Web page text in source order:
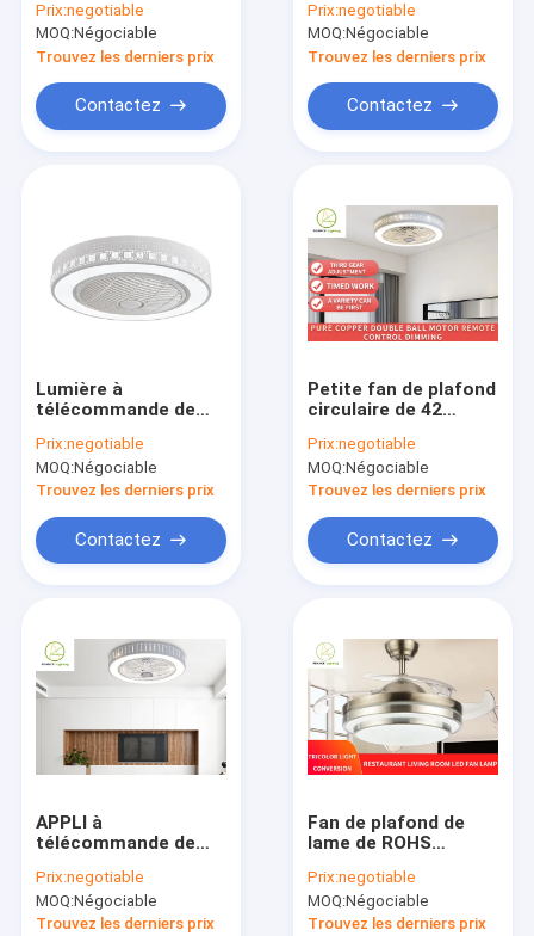
Prix:negotiable
MOQ:Négociable
Trouvez les derniers prix
Contactez
vitesses
Prix:negotiable
MOQ:Négociable
Trouvez les derniers prix
Contactez
Lumière à
télécommande de
lame d'ABS
Prix:negotiable
MOQ:Négociable
Trouvez les derniers prix
Contactez
Petite fan de plafond
circulaire de 42
léger 60*60*28cm
Prix:negotiable
MOQ:Négociable
Trouvez les derniers prix
Contactez
APPLI à
télécommande de
la lumière 42W*2 de
fan de plafond
80lm/W
Prix:negotiable
MOQ:Négociable
Trouvez les derniers prix
Fan de plafond de
lame de ROHS
couleur 72W 3 légère
Prix:negotiable
MOQ:Négociable
Trouvez les derniers prix